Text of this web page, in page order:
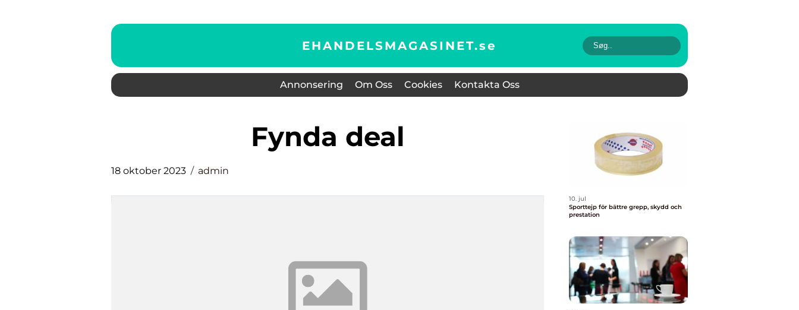
EHANDELSMAGASINET.se
Annonsering Om Oss Cookies Kontakta Oss
fynda deal
18 oktober 2023 admin
10. jul
Sporttejp för bättre grepp, skydd och
prestation